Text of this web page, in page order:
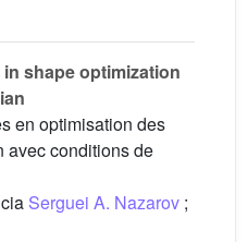
shape optimization
en optimisation des
avec conditions de
Serguei A. Nazarov ;